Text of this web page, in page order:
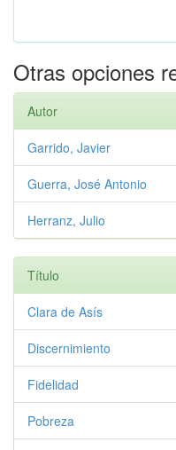
Otras opciones
Autor
Garrido, Javier
Guerra, José Antonio
Herranz, Julio
Título
Clara de Asís
Discernimiento
Fidelidad
Pobreza